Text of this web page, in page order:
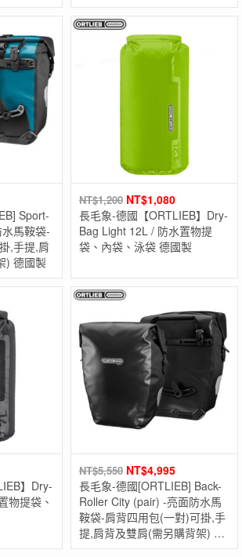
Sport-
,手提,肩
) 德國製
NT$1,200 NT$1,080
長毛象-德國【ORTLIEB】Dry-
Bag Light 12L / 防水置物提
袋、內袋、泳袋 德國製
】Dry-
物提袋、
NT$5,550 NT$4,995
長毛象-德國[ORTLIEB] Back-
Roller City (pair) -亮面防水馬
鞍袋-肩背四用包(一對)可掛,手
提,肩背及雙肩(需另購背架) 德
國製